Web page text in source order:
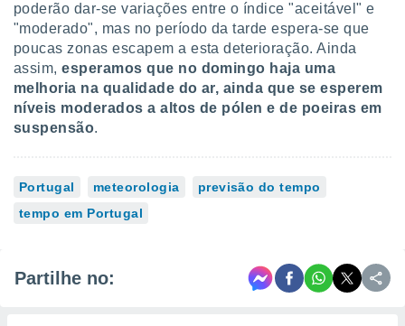
poderão dar-se variações entre o índice "aceitável" e
"moderado", mas no período da tarde espera-se que
poucas zonas escapem a esta deterioração. Ainda
assim,esperamos que no domingo haja uma
melhoria na qualidade do ar, ainda que se esperem
níveis moderados a altos de pólen e de poeiras em
suspensão.
Portugal meteorologia
previsão do tempo
tempo em Portugal
Partilhe no: